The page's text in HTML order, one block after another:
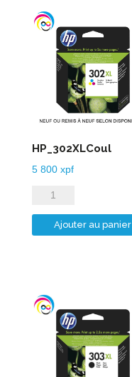
HP_302XLCoul
5 800 xpf
quantité
de
HP_302XLCoul
Ajouter au panier